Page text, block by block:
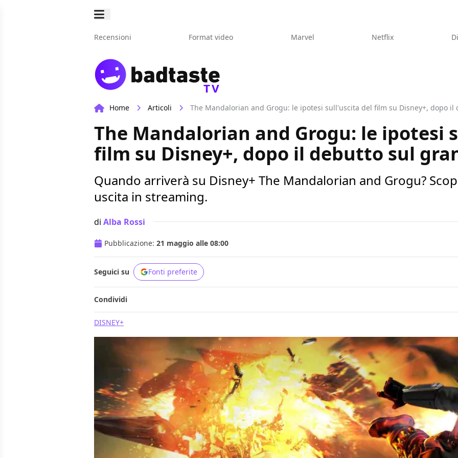
Recensioni Format video Marvel Netflix
TV
Home Articoli The Mandalorian and Grogu: le ipotesi sull'uscita del film su Disney+, dopo
The Mandalorian and Grogu: le ipotesi
film su Disney+, dopo il debutto sul
Quando arriverà su Disney+ The Mandalorian and Grogu?
uscita in streaming.
di Alba Rossi
Pubblicazione: 21 maggio alle 08:00
Seguici su Fonti preferite
Condividi
DISNEY+